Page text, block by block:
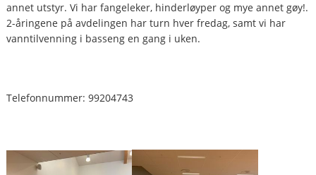
annet utstyr. Vi har fangeleker, hinderløyper og mye annet gøy!.
2-åringene på avdelingen har turn hver fredag, samt vi har
vanntilvenning i basseng en gang i uken.
Telefonnummer: 99204743